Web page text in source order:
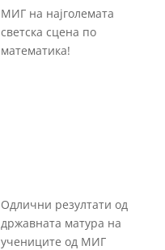
МИГ на најголемата
светска сцена по
математика!
Одлични резултати од
државната матура на
учениците од МИГ